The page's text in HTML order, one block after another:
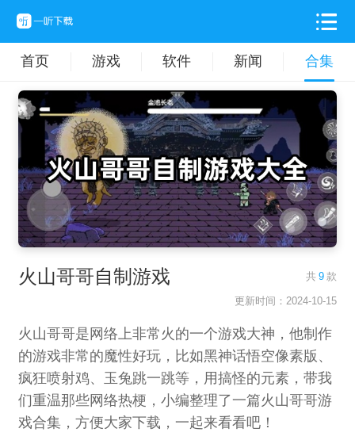
首页 游戏 软件 新闻 合集
火山哥哥自制游戏 共 9 款
更新时间：2024-10-15
火山哥哥是网络上非常火的一个游戏大神，他制作
的游戏非常的魔性好玩，比如黑神话悟空像素版、
疯狂喷射鸡、玉兔跳一跳等，用搞怪的元素，带我
们重温那些网络热梗，小编整理了一篇火山哥哥游
戏合集，方便大家下载，一起来看看吧！